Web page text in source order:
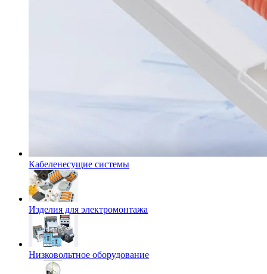
Кабеленесущие системы
Изделия для электромонтажа
Низковольтное оборудование